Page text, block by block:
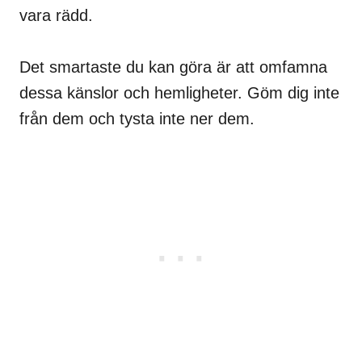
vara rädd.
Det smartaste du kan göra är att omfamna
dessa känslor och hemligheter. Göm dig inte
från dem och tysta inte ner dem.